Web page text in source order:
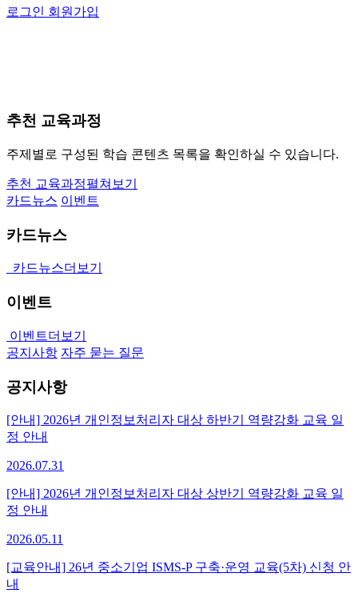
로그인 회원가입
추천 교육과정
주제별로 구성된 학습 콘텐츠 목록을 확인하실 수 있습니다.
추천 교육과정펼쳐보기
카드뉴스 이벤트
카드뉴스
카드뉴스더보기
이벤트
이벤트더보기
공지사항 자주 묻는 질문
공지사항
[안내] 2026년 개인정보처리자 대상 하반기 역량강화 교육 일
정 안내
2026.07.31
[안내] 2026년 개인정보처리자 대상 상반기 역량강화 교육 일
정 안내
2026.05.11
[교육안내] 26년 중소기업 ISMS-P 구축·운영 교육(5차) 신청 안
내